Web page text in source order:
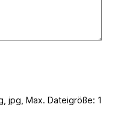
jpg, Max. Dateigröße: 1